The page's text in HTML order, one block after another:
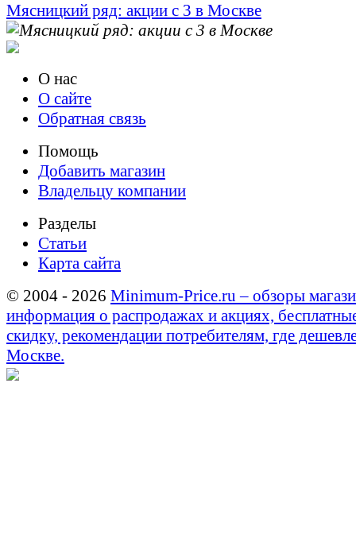
Мясницкий ряд: акции с 3 в Москве
О нас
О сайте
Обратная связь
Помощь
Добавить магазин
Владельцу компании
Разделы
Статьи
Карта сайта
© 2004 - 2026 Minimum-Price.ru – обзоры
информация о распродажах и акциях,
скидку, рекомендации потребителям, где
Москве.